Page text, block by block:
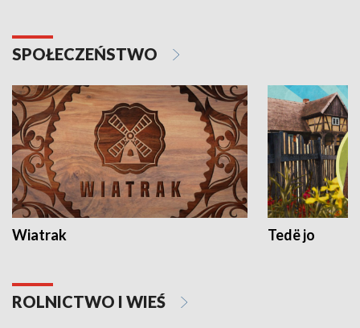
SPOŁECZEŃSTWO
Wiatrak Tedë jo
ROLNICTWO I WIEŚ